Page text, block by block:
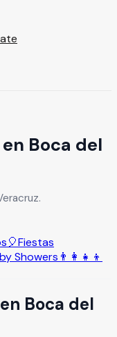
Boca del
🎈Fiestas
Showers 👨‍👩‍👧‍👦
en Boca del